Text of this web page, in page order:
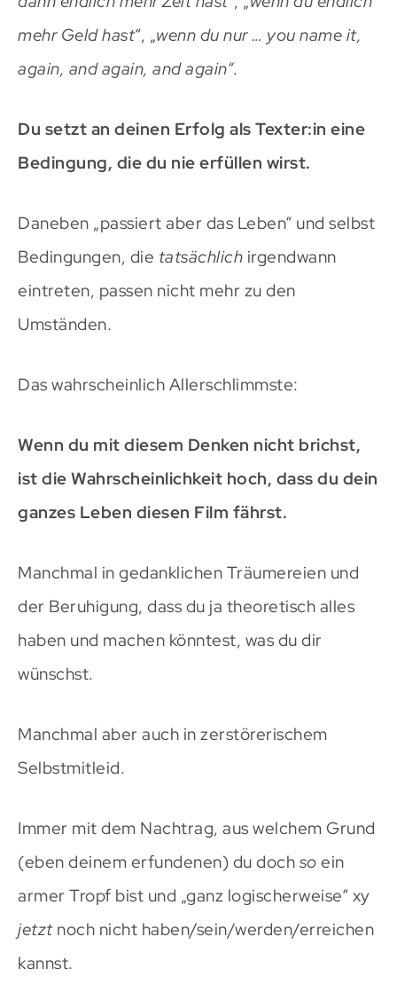
mehr Geld hast“, „wenn du nur … you name it,
again, and again, and again“.
Du setzt an deinen Erfolg als Texter:in eine
Bedingung, die du nie erfüllen wirst.
Daneben „passiert aber das Leben“ und selbst
Bedingungen, die tatsächlich irgendwann
eintreten, passen nicht mehr zu den
Umständen.
Das wahrscheinlich Allerschlimmste:
Wenn du mit diesem Denken nicht brichst,
ist die Wahrscheinlichkeit hoch, dass du dein
ganzes Leben diesen Film fährst.
Manchmal in gedanklichen Träumereien und
der Beruhigung, dass du ja theoretisch alles
haben und machen könntest, was du dir
wünschst.
Manchmal aber auch in zerstörerischem
Selbstmitleid.
Immer mit dem Nachtrag, aus welchem Grund
(eben deinem erfundenen) du doch so ein
armer Tropf bist und „ganz logischerweise“ xy
jetztnoch nicht haben/sein/werden/erreichen
kannst.